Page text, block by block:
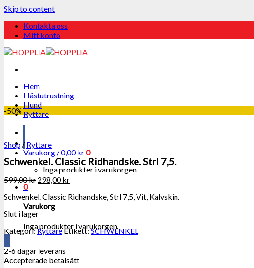
Skip to content
Kontakta oss
Mitt konto
Hem
Hästutrustning
Hund
Ryttare
Varukorg /0,00kr0
Inga produkter i varukorgen.
0
Varukorg
Inga produkter i varukorgen.
-50%
Shop / Ryttare
Schwenkel. Classic Ridhandske. Strl 7,5.
599,00kr 298,00kr
Schwenkel. Classic Ridhandske, Strl 7,5, Vit, Kalvskin.
Slut i lager
Kategori:Ryttare Etikett:SCHWENKEL
2-6 dagar leverans
Accepterade betalsätt